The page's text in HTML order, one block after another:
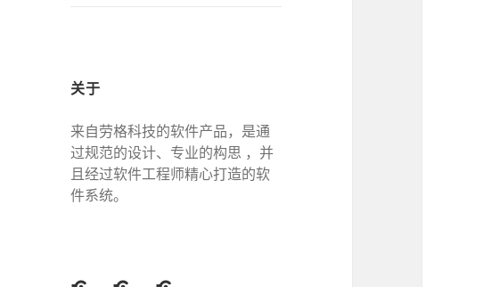
关于
来自劳格科技的软件产品，是通
过规范的设计、专业的构思 ，并
且经过软件工程师精心打造的软
件系统。